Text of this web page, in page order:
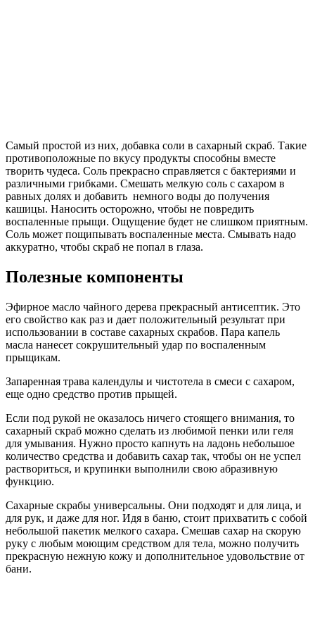
Самый простой из них, добавка соли в сахарный скраб. Такие
противоположные по вкусу продукты способны вместе
творить чудеса. Соль прекрасно справляется с бактериями и
различными грибками. Смешать мелкую соль с сахаром в
равных долях и добавить немного воды до получения
кашицы. Наносить осторожно, чтобы не повредить
воспаленные прыщи. Ощущение будет не слишком приятным.
Соль может пощипывать воспаленные места. Смывать надо
аккуратно, чтобы скраб не попал в глаза.
Полезные компоненты
Эфирное масло чайного дерева прекрасный антисептик. Это
его свойство как раз и дает положительный результат при
использовании в составе сахарных скрабов. Пара капель
масла нанесет сокрушительный удар по воспаленным
прыщикам.
Запаренная трава календулы и чистотела в смеси с сахаром,
еще одно средство против прыщей.
Если под рукой не оказалось ничего стоящего внимания, то
сахарный скраб можно сделать из любимой пенки или геля
для умывания. Нужно просто капнуть на ладонь небольшое
количество средства и добавить сахар так, чтобы он не успел
раствориться, и крупинки выполнили свою абразивную
функцию.
Сахарные скрабы универсальны. Они подходят и для лица, и
для рук, и даже для ног. Идя в баню, стоит прихватить с собой
небольшой пакетик мелкого сахара. Смешав сахар на скорую
руку с любым моющим средством для тела, можно получить
прекрасную нежную кожу и дополнительное удовольствие от
бани.